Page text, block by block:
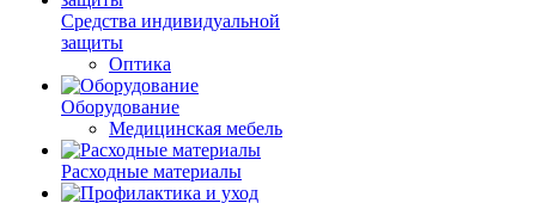
Средства индивидуальной
защиты
Оптика
Оборудование
Медицинская мебель
Расходные материалы